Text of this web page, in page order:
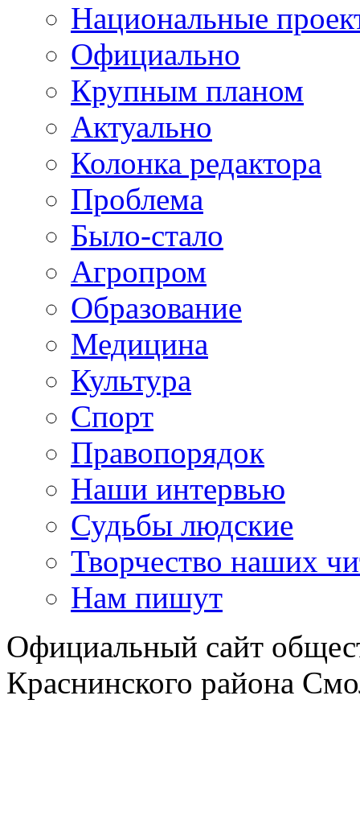
Национальные
Официально
Крупным планом
Актуально
Колонка редактора
Проблема
Было-стало
Агропром
Образование
Медицина
Культура
Спорт
Правопорядок
Наши интервью
Судьбы людские
Творчество наших
Нам пишут
Официальный сайт
Краснинского района